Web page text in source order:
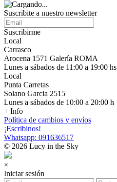
Suscribite a nuestro newsletter
Suscribirme
Local
Carrasco
Arocena 1571 Galería ROMA
Lunes a sábados de 11:00 a 19:00 hs
Local
Punta Carretas
Solano Garcia 2515
Lunes a sábados de 10:00 a 20:00 h
+ Info
Política de cambios y envíos
¡Escribinos!
Whatsapp: 091636517
© 2026 Lucy in the Sky
×
Iniciar sesión